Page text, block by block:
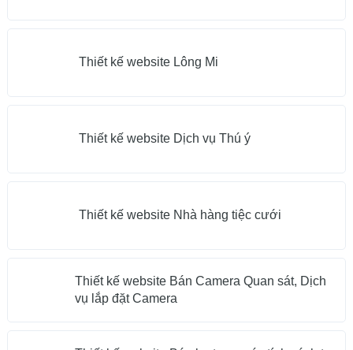
Thiết kế website Lông Mi
Thiết kế website Dịch vụ Thú ý
Thiết kế website Nhà hàng tiệc cưới
Thiết kế website Bán Camera Quan sát, Dịch
vụ lắp đặt Camera